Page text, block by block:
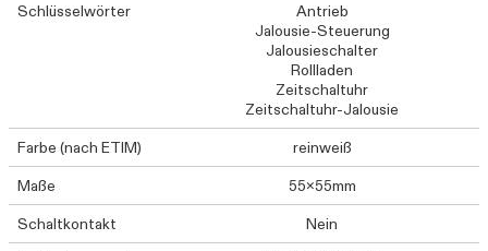
Schlüsselwörter
Antrieb
Jalousie-Steuerung
Jalousieschalter
Rollladen
Zeitschaltuhr
Zeitschaltuhr-Jalousie
Farbe (nach ETIM)
reinweiß
Maße
55x55mm
Schaltkontakt
Nein